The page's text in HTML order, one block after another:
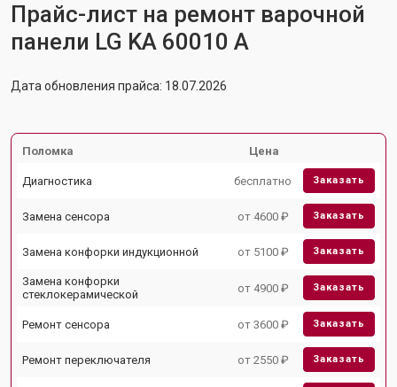
Прайс-лист на ремонт варочной
панели LG KA 60010 A
Дата обновления прайса: 18.07.2026
Поломка Цена
Диагностика бесплатно Заказать
Замена сенсора от 4600 ₽ Заказать
Замена конфорки индукционной от 5100 ₽ Заказать
Замена конфорки
стеклокерамической
от 4900 ₽ Заказать
Ремонт сенсора от 3600 ₽ Заказать
Ремонт переключателя от 2550 ₽ Заказать